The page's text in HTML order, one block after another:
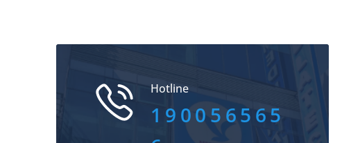
Hotline
190056565